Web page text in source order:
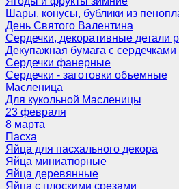
Шары, конусы, бублики из
День Святого Валентина
Сердечки, декоративные детали
Декупажная бумага с сердечками
Сердечки фанерные
Сердечки - заготовки объемные
Масленица
Для кукольной Масленицы
23 февраля
8 марта
Пасха
Яйца для пасхального декора
Яйца миниатюрные
Яйца деревянные
Яйца с плоскими срезами